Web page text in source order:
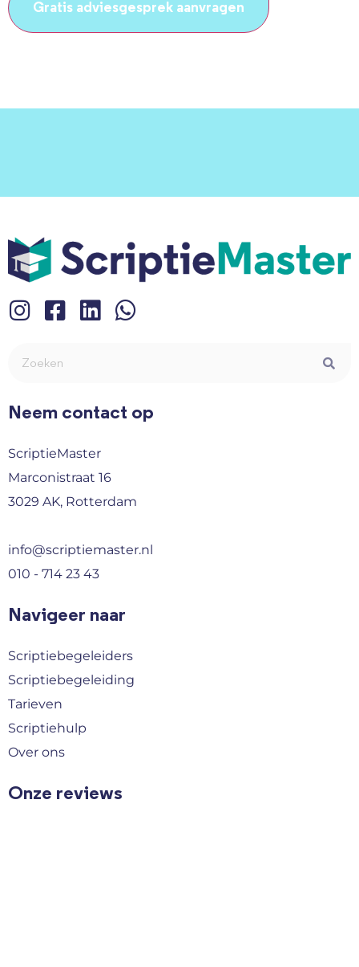
Neem contact op
ScriptieMaster
Marconistraat 16
3029 AK, Rotterdam
info@scriptiemaster.nl
010 - 714 23 43
Navigeer naar
Scriptiebegeleiders
Scriptiebegeleiding
Tarieven
Scriptiehulp
Over ons
Onze reviews